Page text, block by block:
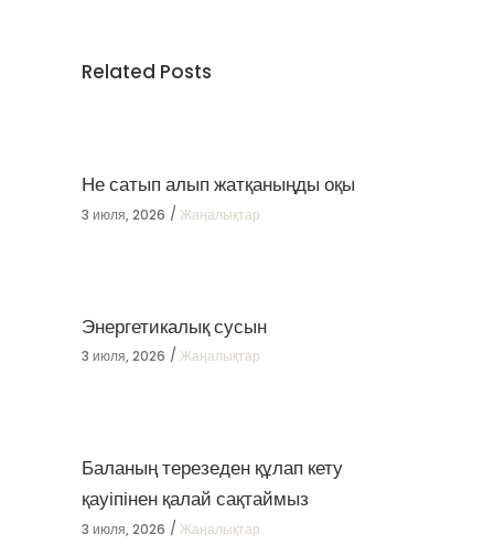
Related Posts
Не сатып алып жатқаныңды оқы
3 июля, 2026 Жаңалықтар
Энергетикалық сусын
3 июля, 2026 Жаңалықтар
Баланың терезеден құлап кету
қауіпінен қалай сақтаймыз
3 июля, 2026 Жаңалықтар